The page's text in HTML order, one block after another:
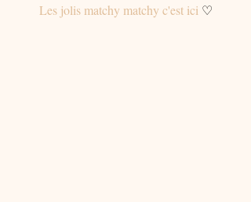
Les jolis matchy matchy c'est ici♡